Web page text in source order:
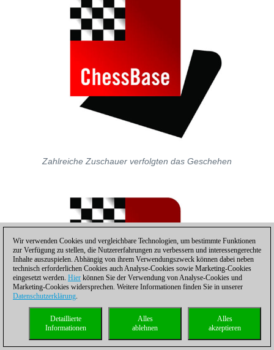
Zahlreiche Zuschauer verfolgten das Geschehen
Wir verwenden Cookies und vergleichbare Technologien, um bestimmte Funktionen
zur Verfügung zu stellen, die Nutzererfahrungen zu verbessern und interessengerechte
Inhalte auszuspielen. Abhängig von ihrem Verwendungszweck können dabei neben
technisch erforderlichen Cookies auch Analyse-Cookies sowie Marketing-Cookies
eingesetzt werden. Hier können Sie der Verwendung von Analyse-Cookies und
Marketing-Cookies widersprechen. Weitere Informationen finden Sie in unserer
Datenschutzerklärung.
Alles
akzeptieren
Alles
ablehnen
Detaillierte
Informationen